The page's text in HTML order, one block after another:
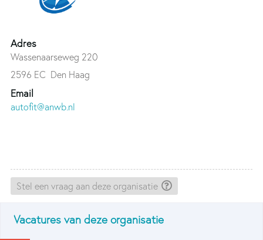
Adres
Wassenaarseweg 220
2596 EC Den Haag
Email
autofit@anwb.nl
Stel een vraag aan deze organisatie
Vacatures van deze organisatie